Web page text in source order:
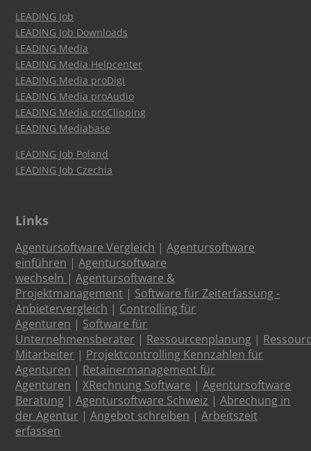
LEADING Job
LEADING Job Downloads
LEADING Media
LEADING Media Helpcenter
LEADING Media proDigi
LEADING Media proAudio
LEADING Media proClipping
LEADING Mediabase
LEADING Job Poland
LEADING Job Czechia
Links
Agentursoftware Vergleich |Agentursoftware
einführen |Agentursoftware
wechseln |Agentursoftware &
Projektmanagement | Software für Zeiterfassung -
Anbietervergleich | Controlling für
Agenturen | Software für
Unternehmensberater | Ressourcenplanung |
Mitarbeiter | Projektcontrolling Kennzahlen für
Agenturen | Retainermanagement für
Agenturen |XRechnung Software |Agentursoftware
Beratung |Agentursoftware Schweiz |Abrechung in
der Agentur |Angebot schreiben |Arbeitszeit
erfassen